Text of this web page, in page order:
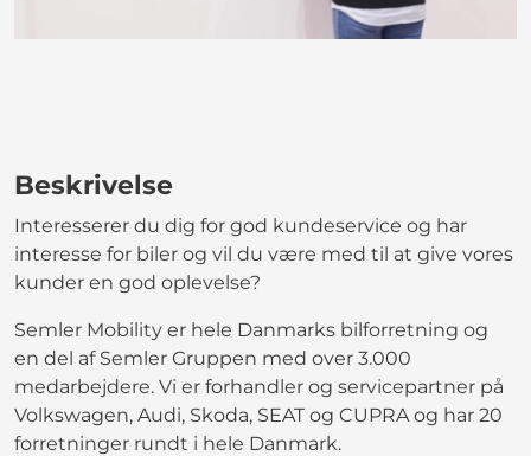
Beskrivelse
Interesserer du dig for god kundeservice og har
interesse for biler og vil du være med til at give vores
kunder en god oplevelse?
Semler Mobility er hele Danmarks bilforretning og
en del af Semler Gruppen med over 3.000
medarbejdere. Vi er forhandler og servicepartner på
Volkswagen, Audi, Skoda, SEAT og CUPRA og har 20
forretninger rundt i hele Danmark.